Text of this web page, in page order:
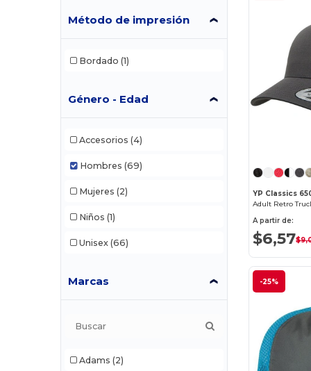
Método de impresión
Bordado (1)
Género - Edad
Accesorios (4)
Hombres (69)
Mujeres (2)
Niños (1)
Unisex (66)
Marcas
Adams (2)
YP Classics
Adult Retro
A partir de:
$6,57
-25%